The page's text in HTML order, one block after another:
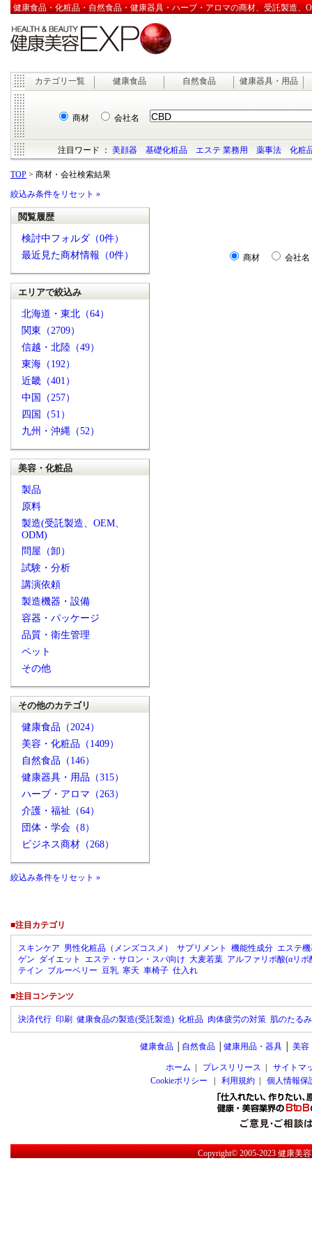
健康食品・化粧品・自然食品・健康器具・ハーブ・アロマの商材、受託製造、
カテゴリ一覧 健康食品 自然食品 健康器具・用品
商材 会社名
注目ワード ：美顔器 基礎化粧品 エステ 業務用 薬事法 化粧
TOP > 商材・会社検索結果
絞込み条件をリセット »
閲覧履歴
検討中フォルダ（0件）
最近見た商材情報（0件）
エリアで絞込み
北海道・東北（64）
関東（2709）
信越・北陸（49）
東海（192）
近畿（401）
中国（257）
四国（51）
九州・沖縄（52）
美容・化粧品
製品
原料
製造(受託製造、OEM、
ODM)
問屋（卸）
試験・分析
講演依頼
製造機器・設備
容器・パッケージ
品質・衛生管理
ペット
その他
その他のカテゴリ
健康食品（2024）
美容・化粧品（1409）
自然食品（146）
健康器具・用品（315）
ハーブ・アロマ（263）
介護・福祉（64）
団体・学会（8）
ビジネス商材（268）
絞込み条件をリセット »
商材 会社名
■注目カテゴリ
スキンケア 男性化粧品（メンズコスメ） サプリメント 機能性成分 エステ
ゲン ダイエット エステ・サロン・スパ向け 大麦若葉 アルファリポ酸(αリポ
テイン ブルーベリー 豆乳 寒天 車椅子 仕入れ
■注目コンテンツ
決済代行 印刷 健康食品の製造(受託製造) 化粧品 肉体疲労の対策 肌のたる
健康食品│ 自然食品│ 健康用品・器具│ 美容
ホーム プレスリリース
サイトマ
Cookieポリシー
利用規約| 個人情報保
Copyright© 2005-2023健康美